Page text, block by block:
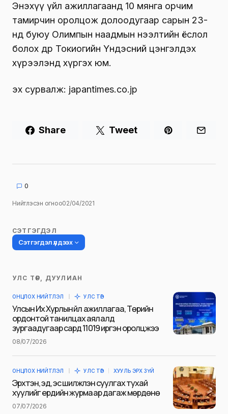
Энэхүү үйл ажиллагаанд 10 мянга орчим
тамирчин оролцож долоодугаар сарын 23-
нд буюу Олимпын наадмын нээлтийн ёслол
болох өдөр Токиогийн Үндэсний цэнгэлдэх
хүрээлэнд хүргэх юм.
эх сурвалж: japantimes.co.jp
Share Tweet
0
Нийтлэсэн огноо02/04/2021
СЭТГЭГДЭЛ
Сэтгэгдэл үлдээх
Таны имэйл хаягийг нийтлэхгүй.
тэмдэглэсэн
Name
УЛС ТӨР, ДУУЛИАН
ОНЦЛОХ НИЙТЛЭЛ УЛС ТӨР
Улсын Их Хурлын үйл ажиллагаа, Төрийн
ордонтой танилцах аялалд
зургаадугаар сард 11019 иргэн оролцжээ
08/07/2026
ОНЦЛОХ НИЙТЛЭЛ УЛС ТӨР ХУУЛЬ ЭРХ ЗҮЙ
Эрхтэн, эд, эс шилжүүлэн суулгах тухай
хуулийг ердийн журмаар дагаж мөрдөнө
07/07/2026